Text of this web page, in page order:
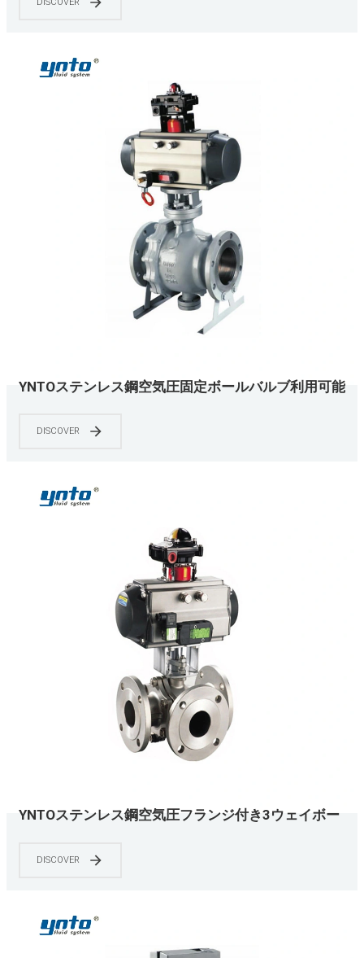
DISCOVER
YNTOステンレス鋼空気圧固定ボールバルブ利用可能
DISCOVER
YNTOステンレス鋼空気圧フランジ付き3ウェイボー
DISCOVER